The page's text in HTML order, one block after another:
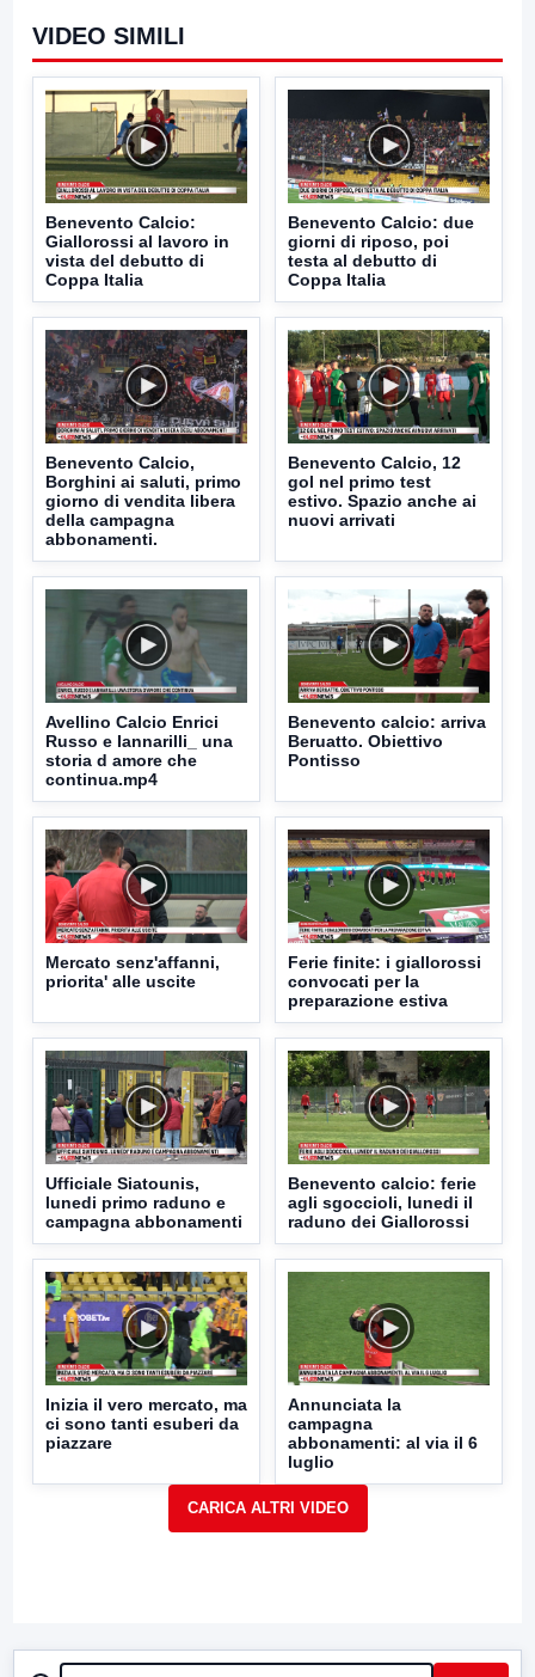
VIDEO SIMILI
Benevento Calcio:
Giallorossi al lavoro in
vista del debutto di
Coppa Italia
Benevento Calcio: due
giorni di riposo, poi
testa al debutto di
Coppa Italia
Benevento Calcio,
Borghini ai saluti, primo
giorno di vendita libera
della campagna
abbonamenti.
Benevento Calcio, 12
gol nel primo test
estivo. Spazio anche ai
nuovi arrivati
Avellino Calcio Enrici
Russo e Iannarilli_ una
storia d amore che
continua.mp4
Benevento calcio: arriva
Beruatto. Obiettivo
Pontisso
Mercato senz'affanni,
priorita' alle uscite
Ferie finite: i giallorossi
convocati per la
preparazione estiva
Ufficiale Siatounis,
lunedi primo raduno e
campagna abbonamenti
Benevento calcio: ferie
agli sgoccioli, lunedi il
raduno dei Giallorossi
Inizia il vero mercato, ma
ci sono tanti esuberi da
piazzare
Annunciata la
campagna
abbonamenti: al via il 6
luglio